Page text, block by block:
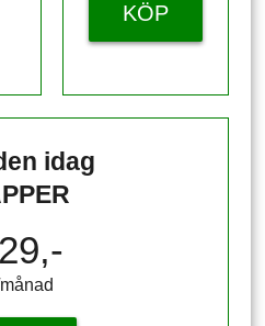
KÖP
idag